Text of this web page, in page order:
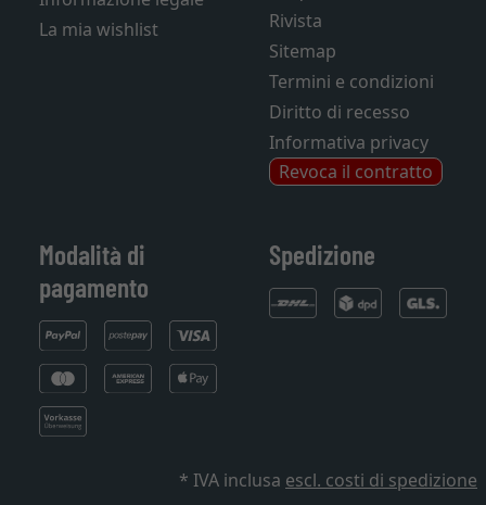
La mia wishlist
Rivista
Sitemap
Termini e condizioni
Diritto di recesso
Informativa privacy
Revoca il contratto
Modalità di
pagamento
Spedizione
* IVA inclusa escl. costi di spedizione